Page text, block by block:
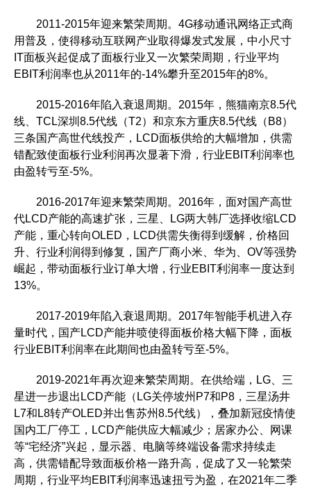
2011-2015年迎来繁荣周期。4G移动通讯网络正式商
用普及，使得移动互联网产业取得爆发式发展，中小尺寸
IT面板兴起促成了面板行业又一次繁荣周期，行业平均
EBIT利润率也从2011年的-14%攀升至2015年的8%。
2015-2016年陷入衰退周期。2015年，熊猫南京8.5代
线、TCL深圳8.5代线（T2）和京东方重庆8.5代线（B8）
三条国产高世代线投产，LCD面板供给的大幅增加，供需
错配致使面板行业利润再次显著下滑，行业EBIT利润率也
由盈转亏至-5%。
2016-2017年迎来繁荣周期。2016年，面对国产高世
代LCD产能的高速扩张，三星、LG两大韩厂选择收缩LCD
产能，重心转向OLED，LCD供需失衡得到缓解，价格回
升、行业利润得到修复，国产厂商小米、华为、OV等强势
崛起，带动面板行业订单大增，行业EBIT利润率一度达到
13%。
2017-2019年陷入衰退周期。2017年智能手机进入存
量时代，国产LCD产能井喷使得面板价格大幅下降，面板
行业EBIT利润率在此期间也由盈转亏至-5%。
2019-2021年再次迎来繁荣周期。在供给端，LG、三
星进一步退出LCD产能（LG关停坡州P7和P8，三星汤井
L7和L8转产OLED并出售苏州8.5代线），叠加新冠疫情使
国内工厂停工，LCD产能供应大幅减少；居家办公、网课
等“宅经济”兴起，显示器、电脑等终端设备需求持续走
高，供需错配导致面板价格一路升高，促成了又一轮繁荣
周期，行业平均EBIT利润率迅速扭亏为盈，在2021年二季